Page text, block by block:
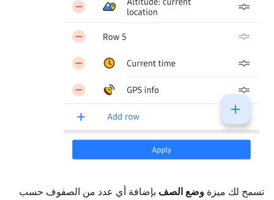
تسمح لك ميزة وضع الصف بإضافة أي عدد من الصفوف حسب